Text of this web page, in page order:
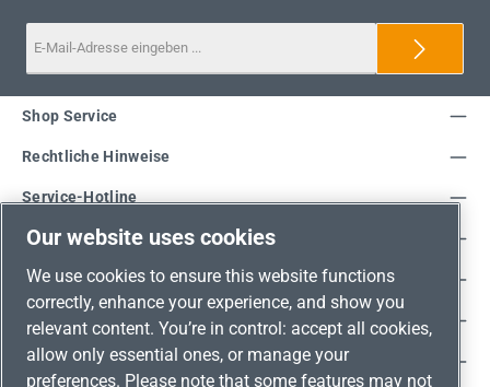
Service-Hotline
Shop Service
Rechtliche Hinweise
Unsere Vorteile
Versandarten
Zahlungsarten
Adresse
Our website uses cookies
We use cookies to ensure this website functions
correctly, enhance your experience, and show you
relevant content. You’re in control: accept all cookies,
allow only essential ones, or manage your
preferences. Please note that some features may not